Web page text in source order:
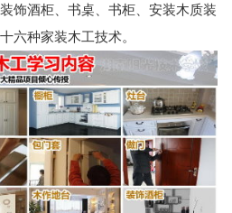
饰酒柜、书桌、书柜、安装木质装
六种家装木工技术。